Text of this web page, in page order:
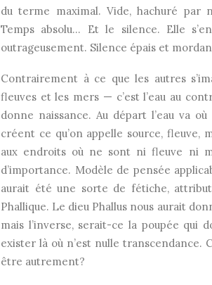
du terme maximal. Vide, hachuré par
Temps absolu… Et le silence. Elle
outrageusement. Silence épais et
Contrairement à ce que les autres
fleuves et les mers — c’est l’eau au
donne naissance. Au départ l’eau va
créent ce qu’on appelle source, fleuve,
aux endroits où ne sont ni fleuve ni
d’importance. Modèle de pensée
aurait été une sorte de fétiche,
Phallique. Le dieu Phallus nous aurait
mais l’inverse, serait-ce la poupée qui
exister là où n’est nulle
être autrement?